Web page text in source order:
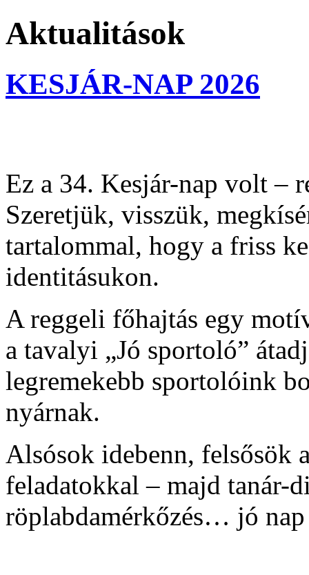
Aktualitások
KESJÁR-NAP 2026
Ez a 34. Kesjár-nap volt –
Szeretjük, visszük,
tartalommal, hogy a friss
identitásukon.
A reggeli főhajtás egy
a tavalyi „Jó sportoló”
legremekebb sportolóink
nyárnak.
Alsósok idebenn, felsősök
feladatokkal – majd tanár-
röplabdamérkőzés… jó